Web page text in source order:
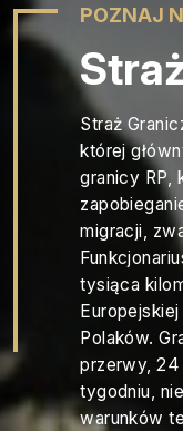
POZNAJ
Straż
której
granicy RP,
migracji,
tysiąca
Polaków.
przerwy, 24
tygodniu,
warunków